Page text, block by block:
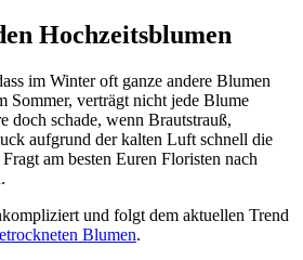
Hochzeitsblumen
im Winter oft ganze andere Blumen
Sommer, verträgt nicht jede Blume
doch schade, wenn Brautstrauß,
aufgrund der kalten Luft schnell die
am besten Euren Floristen nach
und folgt dem aktuellen Trend
Blumen.